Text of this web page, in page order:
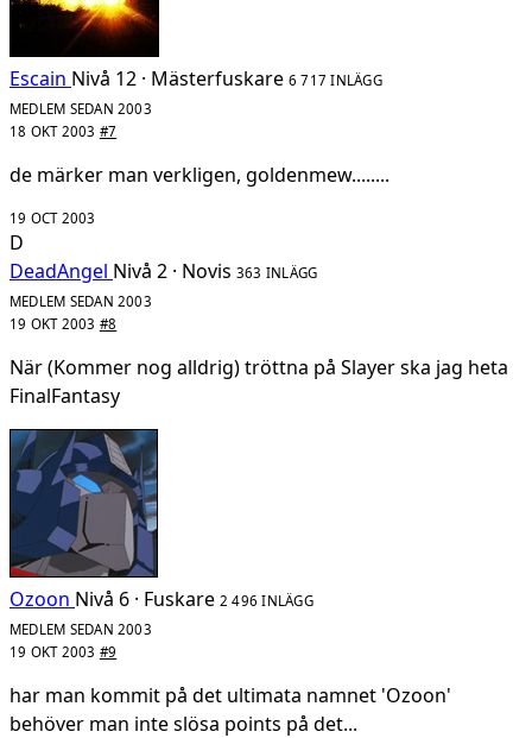
Escain Nivå 12 · Mästerfuskare 6 717 INLÄGG
MEDLEM SEDAN 2003
18 OKT 2003 #7
de märker man verkligen, goldenmew........
19 OCT 2003
D
DeadAngel Nivå 2 · Novis 363 INLÄGG
MEDLEM SEDAN 2003
19 OKT 2003 #8
När (Kommer nog alldrig) tröttna på Slayer ska jag heta
FinalFantasy
Ozoon Nivå 6 · Fuskare 2 496 INLÄGG
MEDLEM SEDAN 2003
19 OKT 2003 #9
har man kommit på det ultimata namnet 'Ozoon'
behöver man inte slösa points på det...